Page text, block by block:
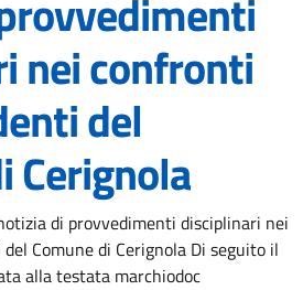
nei confronti
del
Cerignola
notizia
di provvedimenti disciplinari nei
Comune di Cerignola Di seguito il
alla testata marchiodoc